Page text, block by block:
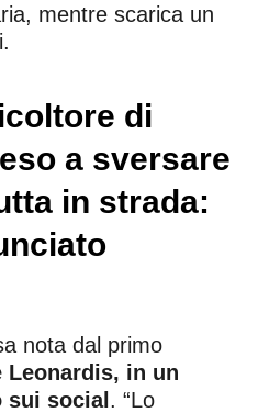
mentre scarica un
di
a sversare
in strada:
nota dal primo
Leonardis, in un
sui social . “Lo